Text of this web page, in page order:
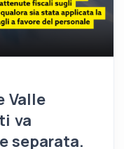
Valle
va
separata.